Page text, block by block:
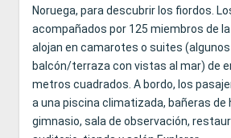
Noruega, para descubrir los fiordos.
acompañados por 125 miembros de
alojan en camarotes o suites
balcón/terraza con vistas al mar) de
metros cuadrados. A bordo, los
a una piscina climatizada, bañeras de
gimnasio, sala de observación,